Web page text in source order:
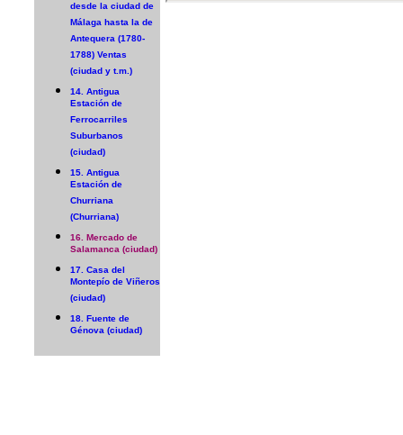
desde la ciudad de
Málaga hasta la de
Antequera (1780-
1788) Ventas
(ciudad y t.m.)
14. Antigua
Estación de
Ferrocarriles
Suburbanos
(ciudad)
15. Antigua
Estación de
Churriana
(Churriana)
16. Mercado de
Salamanca (ciudad)
17. Casa del
Montepío de Viñeros
(ciudad)
18. Fuente de
Génova (ciudad)